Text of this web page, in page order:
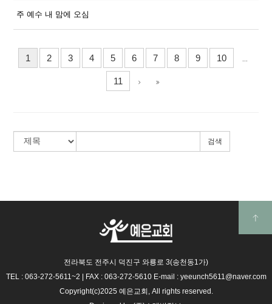
주 예수 내 맘에 오심
1 2 3 4 5 6 7 8 9 10
11
검색
전라북도 전주시 덕진구 와룡로 3(송천동1가)
TEL : 063-272-5611~2
FAX : 063-272-5610 E-mail : yeeunch5611@naver.com
Copyright(c)2025 예은교회, All rights reserved.